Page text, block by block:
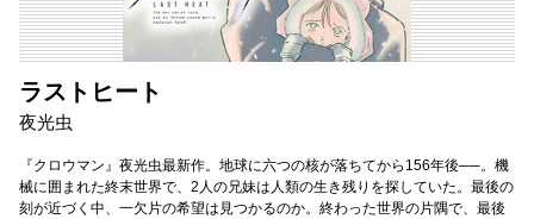
ラストヒート
夜光虫
『クロウマン』夜光虫最新作。地球に六つの核が落ちてから156年後──。機
械に囲まれた終末世界で、2人の兄妹は人類の生き残りを探していた。最後の
刻が近づく中、一欠片の希望は見つかるのか。終わった世界の片隅で、最後